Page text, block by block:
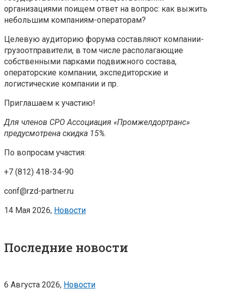
организациями поищем ответ на вопрос: как выжить
небольшим компаниям-операторам?
Целевую аудиторию форума составляют компании-
грузоотправители, в том числе располагающие
собственными парками подвижного состава,
операторские компании, экспедиторские и
логистические компании и пр.
Приглашаем к участию!
Для членов СРО Ассоциация «Промжелдортранс»
предусмотрена скидка 15%.
По вопросам участия:
+7 (812) 418-34-90
conf@rzd-partner.ru
14 Мая 2026, Новости
Последние новости
6 Августа 2026, Новости